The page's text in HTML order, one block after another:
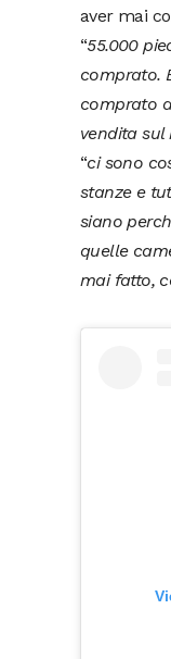
aver mai
“55.000
comprato.
comprato
vendita sul
“ci sono
stanze e
siano
quelle
mai fatto,